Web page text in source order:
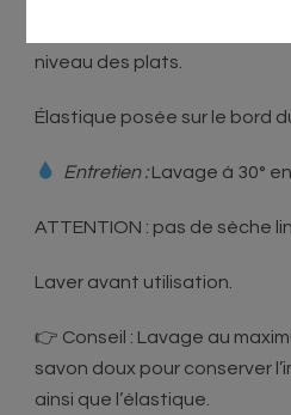
niveau des plats.
Élastique posée sur le bord
Entretien :Lavage à 30°
ATTENTION : pas de sèche
Laver avant utilisation.
👉 Conseil : Lavage au
savon doux pour conserver
ainsi que l’élastique.